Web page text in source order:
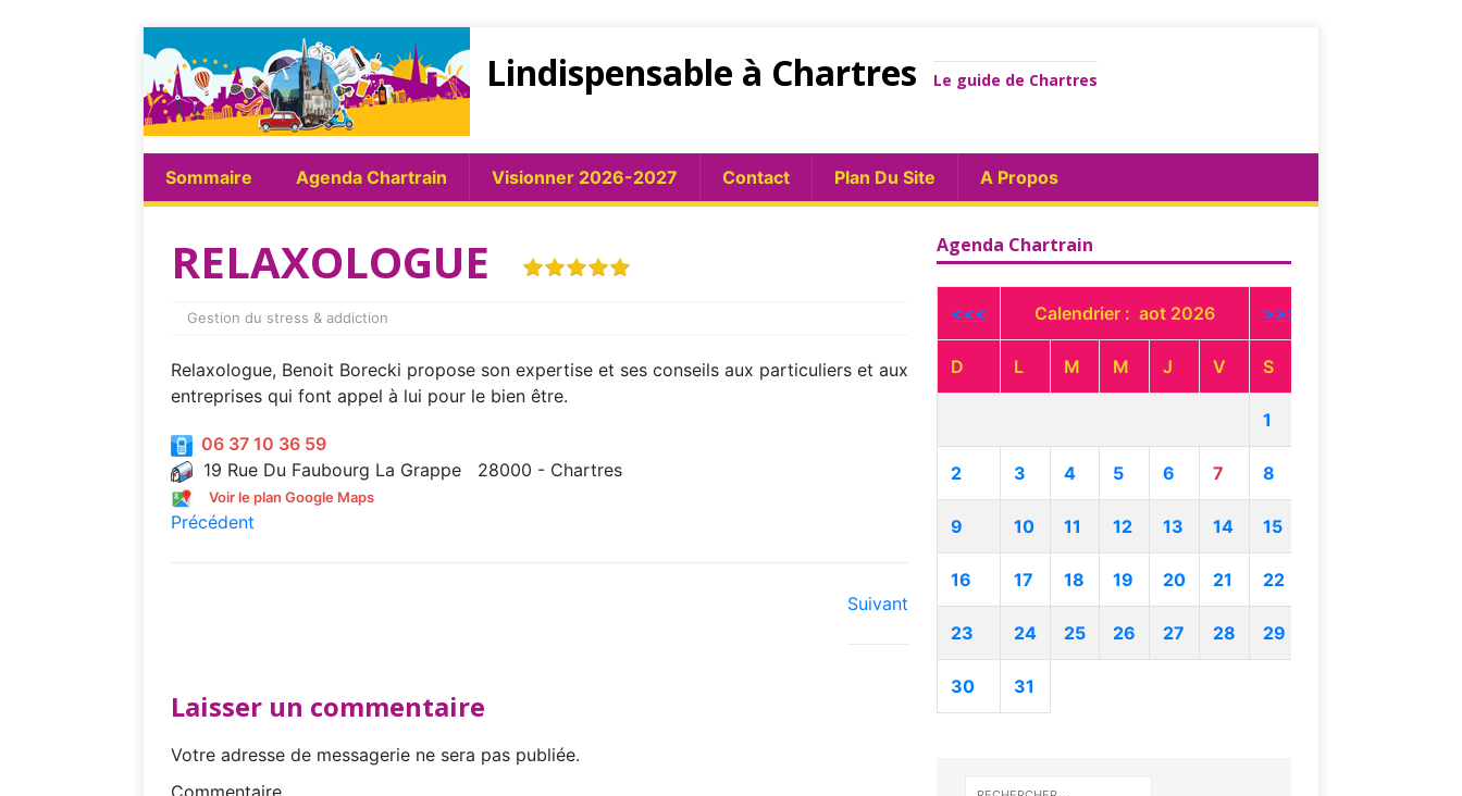
Lindispensable à Chartres Le guide de Chartres
Sommaire Agenda Chartrain Visionner 2026-2027 Contact Plan Du Site A Propos
RELAXOLOGUE
Gestion du stress & addiction
Relaxologue, Benoit Borecki propose son expertise et ses conseils aux particuliers et aux
entreprises qui font appel à lui pour le bien être.
06 37 10 36 59
19 Rue Du Faubourg La Grappe 28000 - Chartres
Voir le plan Google Maps
Précédent
Suivant
Laisser un commentaire
Votre adresse de messagerie ne sera pas publiée.
Commentaire
Agenda Chartrain
<<< Calendrier : aot 2026 >>>
D L M M J V S
1
2 3 4 5 6 7 8
9 10 11 12 13 14 15
16 17 18 19 20 21 22
23 24 25 26 27 28 29
30 31